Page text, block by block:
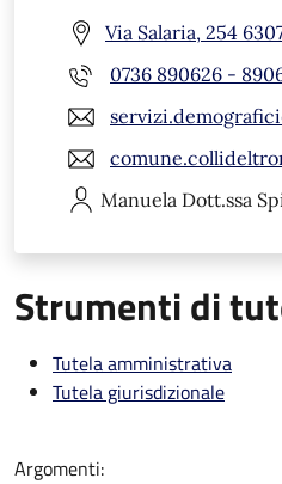
Via Salaria, 254
0736 890626 -
Manuela Dott.ssa
Strumenti di
Tutela amministrativa
Tutela giurisdizionale
Argomenti: